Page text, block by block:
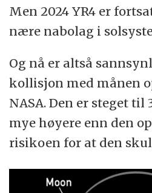
Men 2024 YR4 er
nære nabolag i
Og nå er altså
kollisjon med månen
NASA. Den er steget til
mye høyere enn den
risikoen for at den